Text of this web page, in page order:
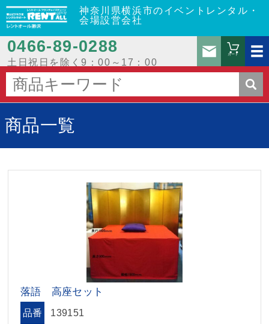
神奈川県横浜市のイベントレンタル・
会場設営会社
0466‐89‐0288
土日祝日を除く9：00～17：00
お問
カート
商品一覧
落語 高座セット
品番 139151